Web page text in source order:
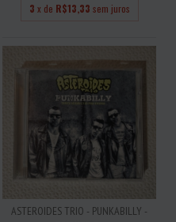
3 x de R$13,33 sem juros
ASTEROIDES TRIO - PUNKABILLY -